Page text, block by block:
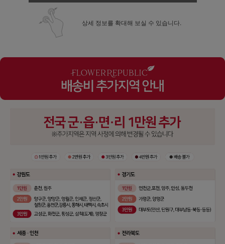
상세 정보를 확대해 보실 수 있습니다.